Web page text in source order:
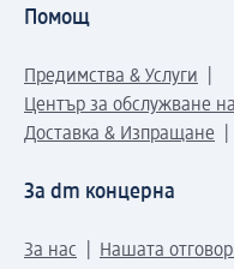
Помощ
Предимства & Услуги
Център за обслужване
Доставка & Изпращане
За dm концерна
За нас Нашата